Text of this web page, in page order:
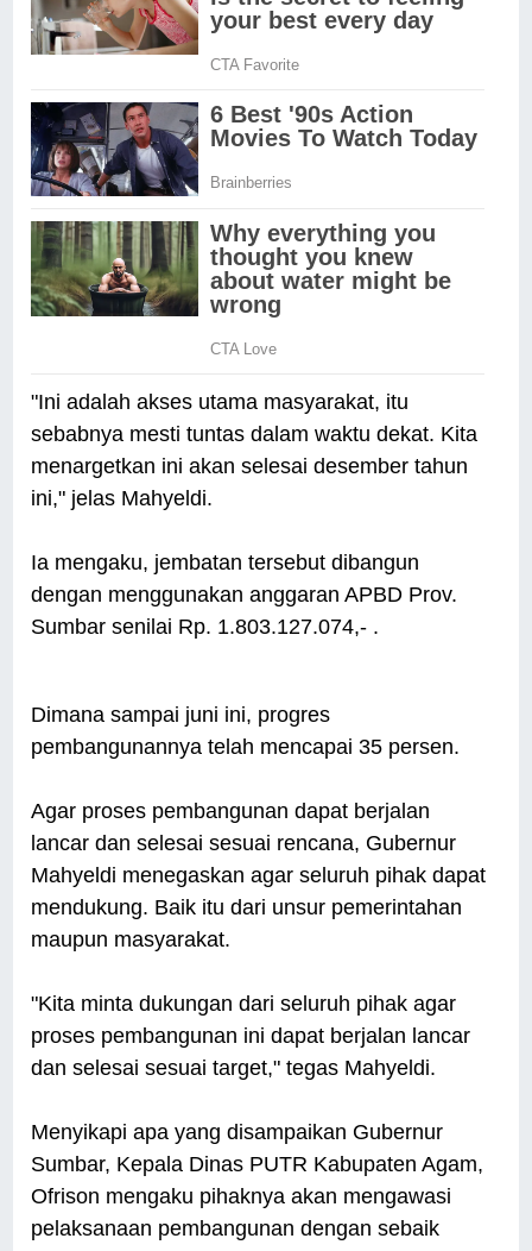
"Ini adalah akses utama masyarakat, itu
sebabnya mesti tuntas dalam waktu dekat. Kita
menargetkan ini akan selesai desember tahun
ini," jelas Mahyeldi.
Ia mengaku, jembatan tersebut dibangun
dengan menggunakan anggaran APBD Prov.
Sumbar senilai Rp. 1.803.127.074,- .
Dimana sampai juni ini, progres
pembangunannya telah mencapai 35 persen.
Agar proses pembangunan dapat berjalan
lancar dan selesai sesuai rencana, Gubernur
Mahyeldi menegaskan agar seluruh pihak dapat
mendukung. Baik itu dari unsur pemerintahan
maupun masyarakat.
"Kita minta dukungan dari seluruh pihak agar
proses pembangunan ini dapat berjalan lancar
dan selesai sesuai target," tegas Mahyeldi.
Menyikapi apa yang disampaikan Gubernur
Sumbar, Kepala Dinas PUTR Kabupaten Agam,
Ofrison mengaku pihaknya akan mengawasi
pelaksanaan pembangunan dengan sebaik